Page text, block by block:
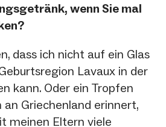
wenn Sie mal
dass ich nicht auf ein Glas
Lavaux in der
kann. Oder ein Tropfen
an Griechenland erinnert,
meinen Eltern viele